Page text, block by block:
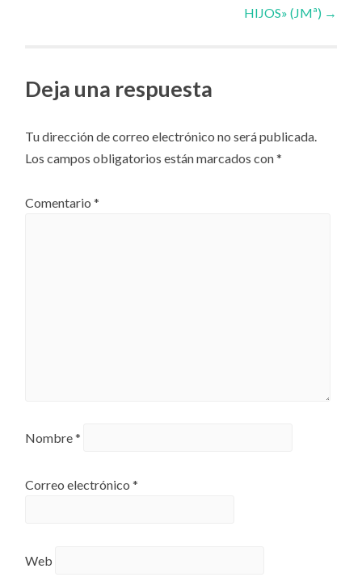
HIJOS» (JMª) →
Deja una respuesta
Tu dirección de correo electrónico no será publicada.
Los campos obligatorios están marcados con*
Comentario*
Nombre*
Correo electrónico*
Web